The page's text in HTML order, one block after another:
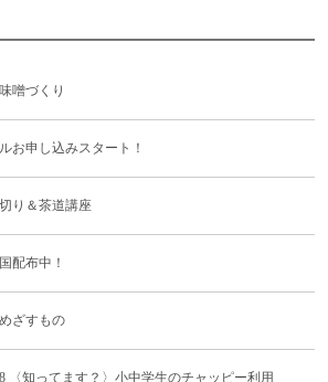
噌づくり
お申し込みスタート！
り＆茶道講座
配布中！
ざすもの
〈知ってます？〉小中学生のチャッピー利用